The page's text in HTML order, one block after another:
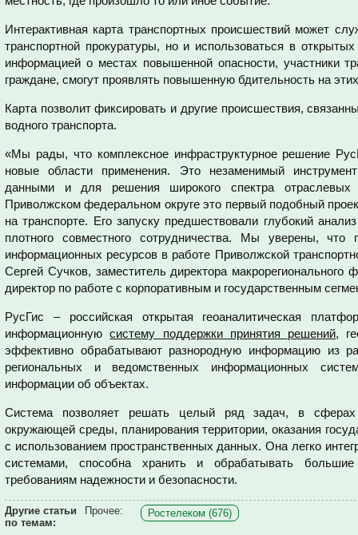
Интерактивная карта транспортных происшествий может
транспортной прокуратуры, но и использоваться в
информацией о местах повышенной опасности, участники
граждане, смогут проявлять повышенную бдительность на
Карта позволит фиксировать и другие происшествия,
водного транспорта.
«Мы рады, что комплексное инфраструктурное решение
новые области применения. Это незаменимый
данными и для решения широкого спектра
Приволжском федеральном округе это первый подобный
на транспорте. Его запуску предшествовали глубокий
плотного совместного сотрудничества. Мы уверены,
информационных ресурсов в работе Приволжской
Сергей Сучков, заместитель директора
директор по работе с корпоративным и государственным
РусГис – российская открытая геоаналитическая
информационнуюсистему поддержки принятия решений,
эффективно обрабатывают разнородную информацию из
региональных и ведомственных информационных
информации об объектах.
Система позволяет решать целый ряд задач, в сферах
окружающей среды, планирования территории, оказания
с использованием пространственных данных. Она легко
системами, способна хранить и обрабатывать
требованиям надежности и безопасности.
Другие статьи
по темам:
Прочее: Ростелеком (676)